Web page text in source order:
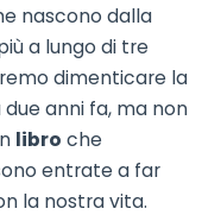
nascono dalla
a lungo di tre
dimenticare la
anni fa, ma non
libro che
entrate a far
la nostra vita.